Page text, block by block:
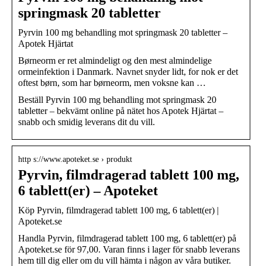
springmask 20 tabletter
Pyrvin 100 mg behandling mot springmask 20 tabletter –
Apotek Hjärtat
Børneorm er ret almindeligt og den mest almindelige
ormeinfektion i Danmark. Navnet snyder lidt, for nok er det
oftest børn, som har børneorm, men voksne kan …
Beställ Pyrvin 100 mg behandling mot springmask 20
tabletter – bekvämt online på nätet hos Apotek Hjärtat –
snabb och smidig leverans dit du vill.
http s://www.apoteket.se › produkt
Pyrvin, filmdragerad tablett 100 mg,
6 tablett(er) – Apoteket
Köp Pyrvin, filmdragerad tablett 100 mg, 6 tablett(er) |
Apoteket.se
Handla Pyrvin, filmdragerad tablett 100 mg, 6 tablett(er) på
Apoteket.se för 97,00. Varan finns i lager för snabb leverans
hem till dig eller om du vill hämta i någon av våra butiker.